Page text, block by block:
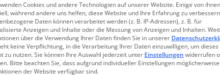
2026 –
Cookies und andere Technologien auf unserer Website. Einige von
während andere uns helfen, diese Website und Ihre Erfahrung zu
Daten können verarbeitet werden (z. B. IP-Adressen), z. B. für
Anzeigen und Inhalte oder die Messung von Anzeigen und Inhalten.
über die Verwendung Ihrer Daten finden Sie in unserer
keine Verpflichtung, in die Verarbeitung Ihrer Daten einzuwilligen, um dieses
zu nutzen.Sie können Ihre Auswahl jederzeit unter Einstellungen widerrufen
Bitte beachten Sie, dass aufgrund individueller Einstellungen
der Website verfügbar sind.